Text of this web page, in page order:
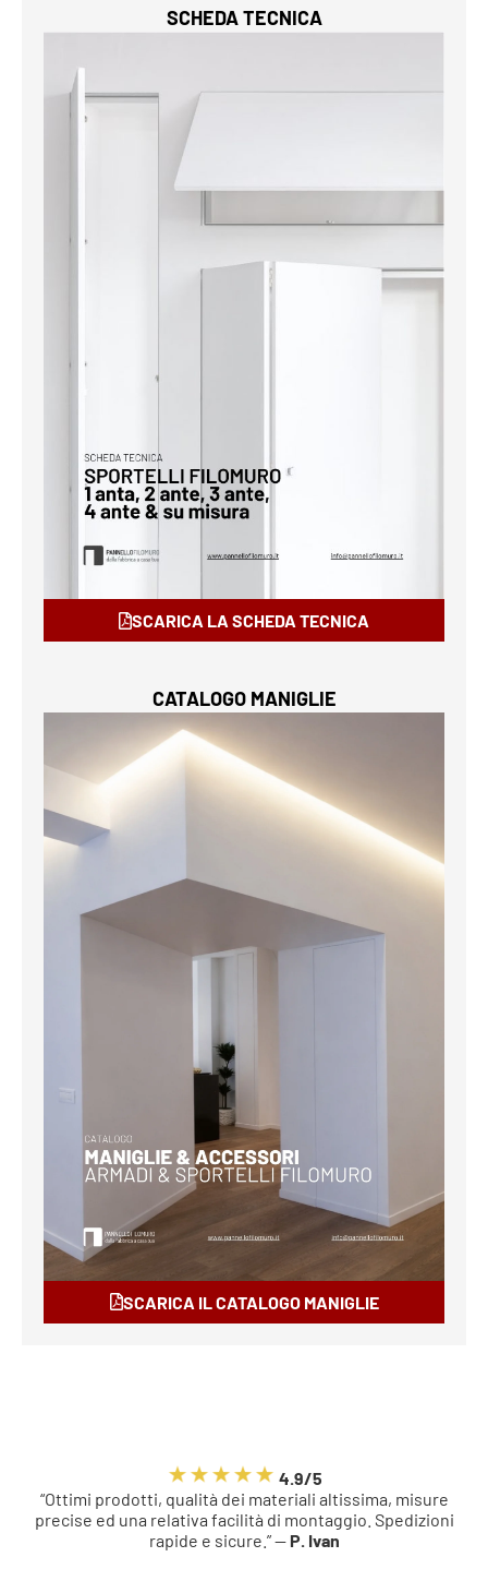
SCHEDA TECNICA
SCARICA LA SCHEDA TECNICA
CATALOGO MANIGLIE
SCARICA IL CATALOGO MANIGLIE
4.9/5
“Ottimi prodotti, qualità dei materiali altissima, misure
precise ed una relativa facilità di montaggio. Spedizioni
rapide e sicure.” — P. Ivan